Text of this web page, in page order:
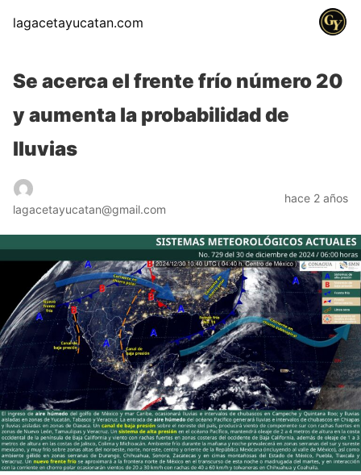
lagacetayucatan.com
Se acerca el frente frío número 20
y aumenta la probabilidad de
lluvias
lagacetayucatan@gmail.com
hace 2 años